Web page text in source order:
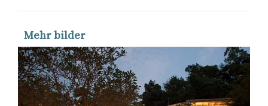
Mehr bilder